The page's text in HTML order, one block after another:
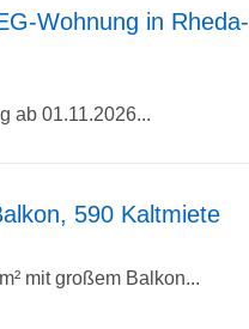
Wohnung in Rheda-
ab 01.11.2026...
590 Kaltmiete
mit großem Balkon...